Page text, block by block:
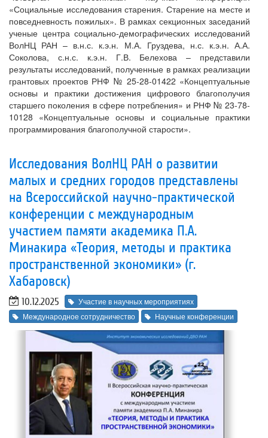
«Социальные исследования старения. Старение на месте и
повседневность пожилых». В рамках секционных заседаний
ученые центра социально-демографических исследований
ВолНЦ РАН – в.н.с. к.э.н. М.А. Груздева, н.с. к.э.н. А.А.
Соколова, с.н.с. к.э.н. Г.В. Белехова – представили
результаты исследований, полученные в рамках реализации
грантовых проектов РНФ № 25-28-01422 «Концептуальные
основы и практики достижения цифрового благополучия
старшего поколения в сфере потребления» и РНФ № 23-78-
10128 «Концептуальные основы и социальные практики
программирования благополучной старости».
Исследования ВолНЦ РАН о развитии
малых и средних городов представлены
на Всероссийской научно-практической
конференции с международным
участием памяти академика П.А.
Минакира «Теория, методы и практика
пространственной экономики» (г.
Хабаровск)
10.12.2025
Участие в научных мероприятиях
Международное сотрудничество
Научные конференции